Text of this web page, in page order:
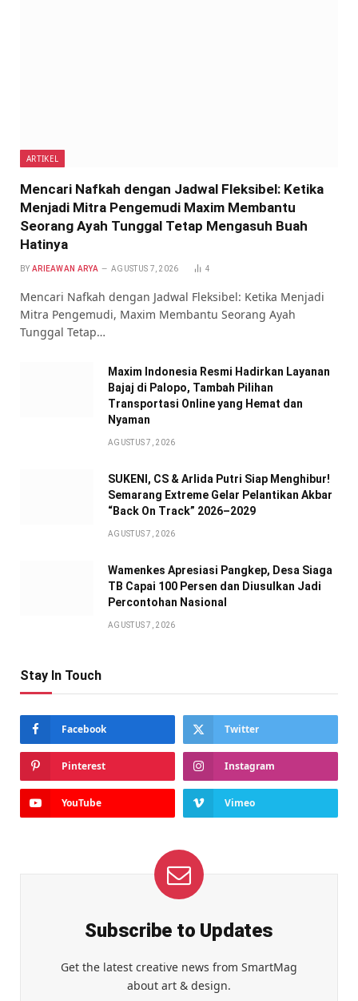
ARTIKEL
Mencari Nafkah dengan Jadwal Fleksibel: Ketika
Menjadi Mitra Pengemudi Maxim Membantu
Seorang Ayah Tunggal Tetap Mengasuh Buah
Hatinya
BY ARIEAWAN ARYA AGUSTUS 7, 2026 4
Mencari Nafkah dengan Jadwal Fleksibel: Ketika Menjadi
Mitra Pengemudi, Maxim Membantu Seorang Ayah
Tunggal Tetap…
Maxim Indonesia Resmi Hadirkan Layanan
Bajaj di Palopo, Tambah Pilihan
Transportasi Online yang Hemat dan
Nyaman
AGUSTUS 7, 2026
SUKENI, CS & Arlida Putri Siap Menghibur!
Semarang Extreme Gelar Pelantikan Akbar
“Back On Track” 2026–2029
AGUSTUS 7, 2026
Wamenkes Apresiasi Pangkep, Desa Siaga
TB Capai 100 Persen dan Diusulkan Jadi
Percontohan Nasional
AGUSTUS 7, 2026
Stay In Touch
Facebook Twitter
Pinterest Instagram
YouTube Vimeo
Subscribe to Updates
Get the latest creative news from SmartMag
about art & design.